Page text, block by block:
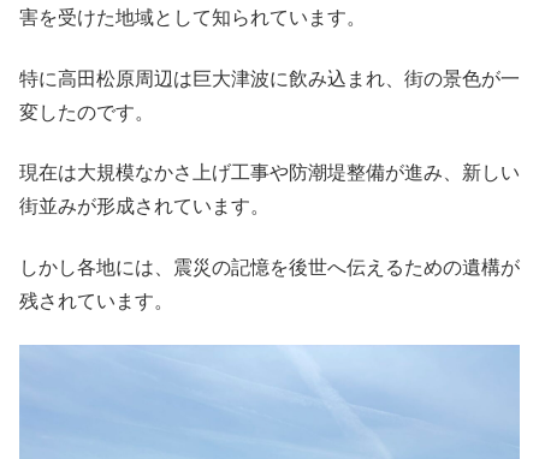
害を受けた地域として知られています。
特に高田松原周辺は巨大津波に飲み込まれ、街の景色が一
変したのです。
現在は大規模なかさ上げ工事や防潮堤整備が進み、新しい
街並みが形成されています。
しかし各地には、震災の記憶を後世へ伝えるための遺構が
残されています。